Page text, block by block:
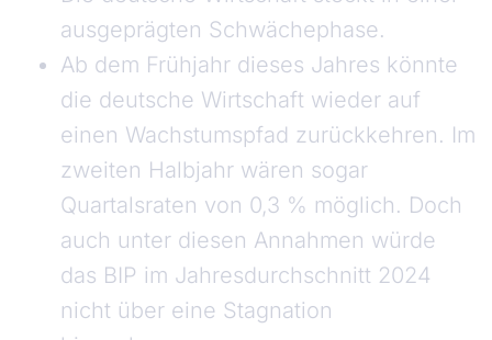
ausgeprägten Schwächephase.
Ab dem Frühjahr dieses Jahres könnte
die deutsche Wirtschaft wieder auf
einen Wachstumspfad zurückkehren. Im
zweiten Halbjahr wären sogar
Quartalsraten von 0,3 % möglich. Doch
auch unter diesen Annahmen würde
das BIP im Jahresdurchschnitt 2024
nicht über eine Stagnation